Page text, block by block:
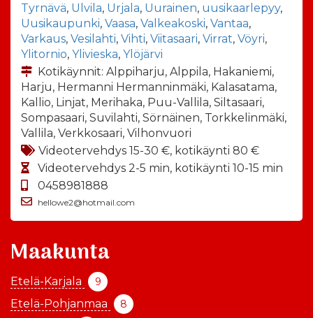
Tyrnävä, Ulvila, Urjala, Uurainen, uusikaarlepyy,
Uusikaupunki, Vaasa, Valkeakoski, Vantaa,
Varkaus, Vesilahti, Vihti, Viitasaari, Virrat, Vöyri,
Ylitornio, Ylivieska, Ylöjärvi
Kotikäynnit: Alppiharju, Alppila, Hakaniemi,
Harju, Hermanni Hermanninmäki, Kalasatama,
Kallio, Linjat, Merihaka, Puu-Vallila, Siltasaari,
Sompasaari, Suvilahti, Sörnäinen, Torkkelinmäki,
Vallila, Verkkosaari, Vilhonvuori
Videotervehdys 15-30 €, kotikäynti 80 €
Videotervehdys 2-5 min, kotikäynti 10-15 min
0458981888
hellowe2@hotmail.com
Maakunta
Etelä-Karjala 9
Etelä-Pohjanmaa 8